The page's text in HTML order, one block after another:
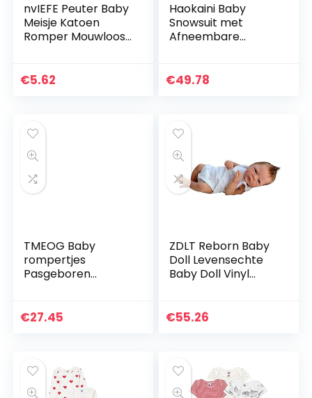
nvIEFE Peuter Baby
Meisje Katoen
Romper Mouwloos
Outfits met
€5.62
Haokaini Baby
Snowsuit met
Afneembare
Rits Hooded
€49.78
TMEOG Baby
rompertjes
Pasgeboren
Jumpsuit Herfst
€27.45
ZDLT Reborn Baby
Doll Levensechte
Baby Doll Vinyl
Pop
€55.26